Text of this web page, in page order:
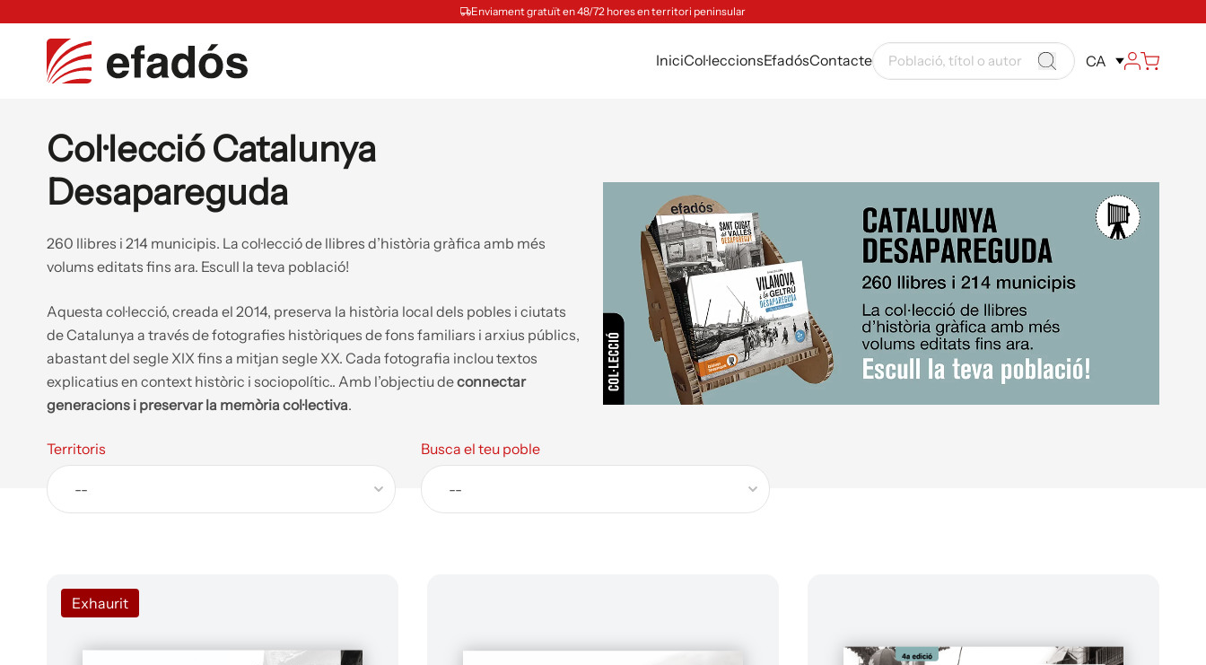
Enviament gratuït en 48/72 hores en territori peninsular
IniciCol·leccionsEfadósContacte CA
Col·lecció Catalunya
Desapareguda
260 llibres i 214 municipis. La col·lecció de llibres d’història gràfica amb més
volums editats fins ara. Escull la teva població!
Aquesta col·lecció, creada el 2014, preserva la història local dels pobles i ciutats
de Catalunya a través de fotografies històriques de fons familiars i arxius públics,
abastant del segle XIX fins a mitjan segle XX. Cada fotografia inclou textos
explicatius en context històric i sociopolític.. Amb l’objectiu deconnectar
generacions i preservar la memòria col·lectiva.
Territoris Busca el teu poble
Exhaurit